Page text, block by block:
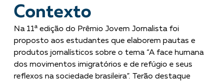
Contexto
Na 11ª edição do Prêmio Jovem Jornalista foi
proposto aos estudantes que elaborem pautas e
produtos jornalísticos sobre o tema “A face humana
dos movimentos imigratórios e de refúgio e seus
reflexos na sociedade brasileira”. Terão destaque